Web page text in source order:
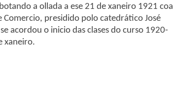
a ollada a ese 21 de xaneiro 1921 coa
presidido polo catedrático José
acordou o inicio das clases do curso 1920-
xaneiro.